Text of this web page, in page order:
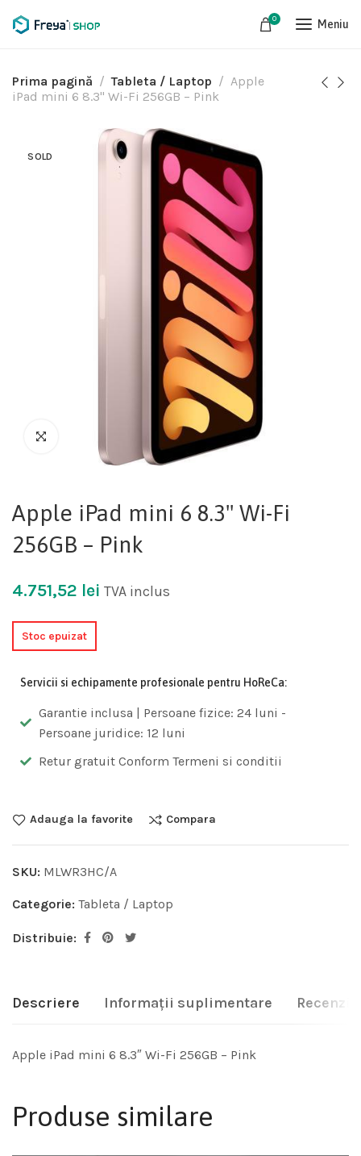
0 Meniu
Prima pagină Tableta / Laptop
Apple
iPad mini 6 8.3" Wi-Fi 256GB – Pink
SOLD
Apple iPad mini 6 8.3" Wi-Fi
256GB – Pink
4.751,52 lei TVA inclus
Stoc epuizat
Servicii si echipamente profesionale pentru HoReCa:
Garantie inclusa | Persoane fizice: 24 luni -
Persoane juridice: 12 luni
Retur gratuit Conform Termeni si conditii
Adauga la favorite Compara
SKU: MLWR3HC/A
Categorie: Tableta / Laptop
Distribuie:
Descriere Informații suplimentare Recenzii
Apple iPad mini 6 8.3″ Wi-Fi 256GB – Pink
Produse similare